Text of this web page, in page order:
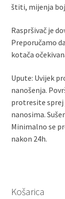
štiti, mijenja
Raspršivač je
Preporučamo
kotača
Upute: Uvijek
nanošenja.
protresite sprej
nanosima.
Minimalno se
nakon 24h.
Košarica